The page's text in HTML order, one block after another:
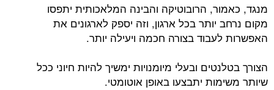
מנגד, כאמור, הרובוטיקה והבינה המלאכותית יתפסו
מקום נרחב יותר בכל ארגון, וזה יספק לארגונים את
האפשרות לעבוד בצורה חכמה ויעילה יותר.
הצורך בטלנטים ובעלי מיומנויות ימשיך להיות חיוני ככל
שיותר משימות יתבצעו באופן אוטומטי.